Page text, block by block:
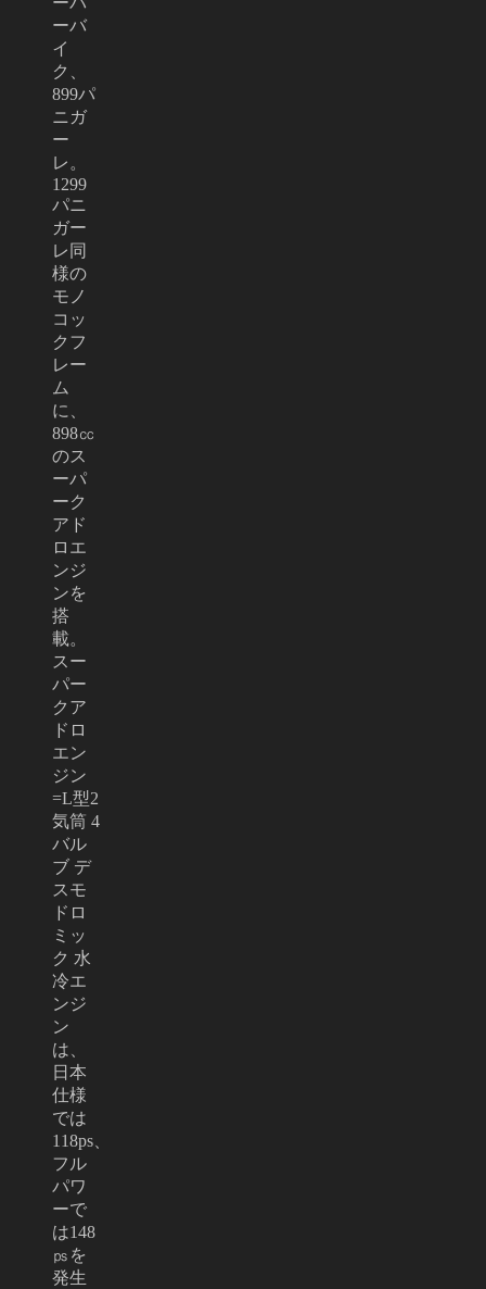
ーバ
イ
ク、
899パ
ニガ
ー
レ。
1299
パニ
ガー
レ同
様の
モノ
コッ
クフ
レー
ム
に、
898㏄
のス
ーパ
ーク
アド
ロエ
ンジ
ンを
搭
載。
スー
パー
クア
ドロ
エン
ジン
=L型2
気筒 4
バル
ブ デ
スモ
ドロ
ミッ
ク 水
冷エ
ンジ
ン
は、
日本
仕様
では
118ps、
フル
パワ
ーで
は148
㎰を
発生